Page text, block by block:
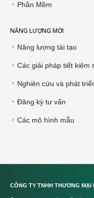
Phần Mềm
NĂNG LƯỢNG MỚI
Năng lượng tái tạo
Các giải pháp tiết kiệm
Nghiên cứu và phát
Đăng ký tư vấn
Các mô hình mẫu
CÔNG TY TNHH THƯƠNG MẠI